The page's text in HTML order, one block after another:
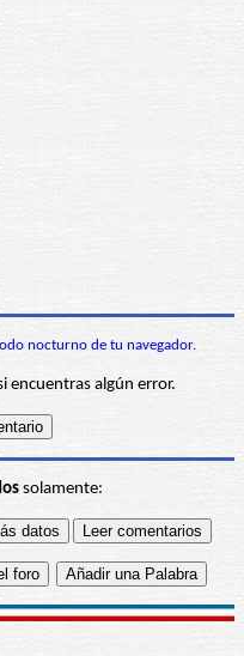
nocturno de tu navegador.
encuentras algún error.
solamente: